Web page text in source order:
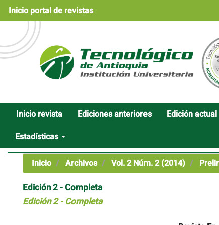
Navegación
principal
Contenido
principal
Barra
lateral
Inicio portal de revistas
Inicio revista Ediciones anteriores Edición actual
Estadísticas
Inicio
Archivos Vol. 2 Núm. 2 (2014)
Edición 2 - Completa
Edición 2 - Completa